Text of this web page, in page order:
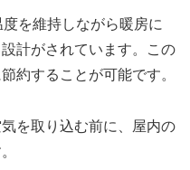
を維持しながら暖房に
計がされています。この
約することが可能です。
を取り込む前に、屋内の